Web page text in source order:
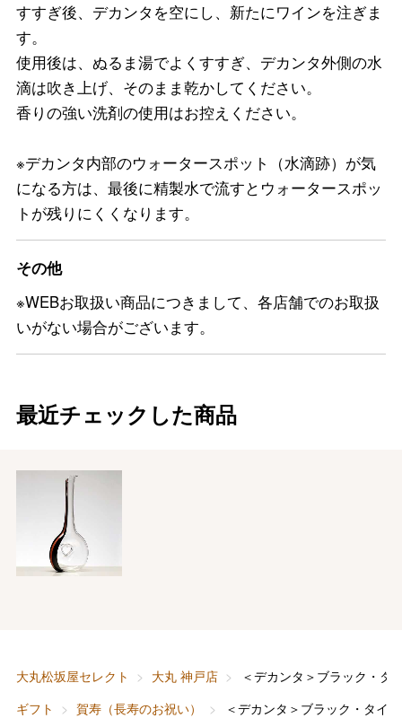
すすぎ後、デカンタを空にし、新たにワインを注ぎま
す。
使用後は、ぬるま湯でよくすすぎ、デカンタ外側の水
滴は吹き上げ、そのまま乾かしてください。
香りの強い洗剤の使用はお控えください。
※デカンタ内部のウォータースポット（水滴跡）が気
になる方は、最後に精製水で流すとウォータースポッ
トが残りにくくなります。
その他
※WEBお取扱い商品につきまして、各店舗でのお取扱
いがない場合がございます。
最近チェックした商品
大丸松坂屋セレクト 大丸 神戸店
＜デカンタ＞ブラック・
ギフト
賀寿（長寿のお祝い）
＜デカンタ＞ブラック・タイ